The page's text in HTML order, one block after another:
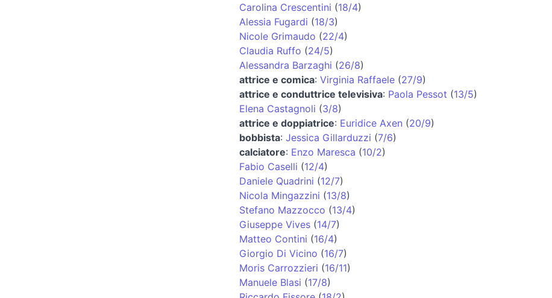
Carolina Crescentini (18/4)
Alessia Fugardi (18/3)
Nicole Grimaudo (22/4)
Claudia Ruffo (24/5)
Alessandra Barzaghi (26/8)
attrice e comica: Virginia Raffaele (27/9)
attrice e conduttrice televisiva: Paola Pessot (13/5)
Elena Castagnoli (3/8)
attrice e doppiatrice: Euridice Axen (20/9)
bobbista: Jessica Gillarduzzi (7/6)
calciatore: Enzo Maresca (10/2)
Fabio Caselli (12/4)
Daniele Quadrini (12/7)
Nicola Mingazzini (13/8)
Stefano Mazzocco (13/4)
Giuseppe Vives (14/7)
Matteo Contini (16/4)
Giorgio Di Vicino (16/7)
Moris Carrozzieri (16/11)
Manuele Blasi (17/8)